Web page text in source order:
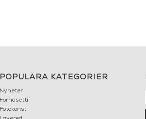
POPULÄRA KATEGORIER
Nyheter
Fornasetti
Fotokonst